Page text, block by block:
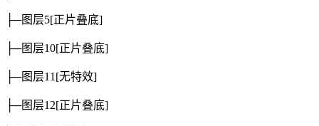
├─图层5[正片叠底]
├─图层10[正片叠底]
├─图层11 [无特效]
├─图层12[正片叠底]